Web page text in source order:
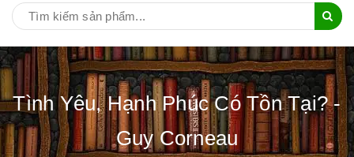
Tình Yêu, Hạnh Phúc Có Tồn Tại? -
Guy Corneau